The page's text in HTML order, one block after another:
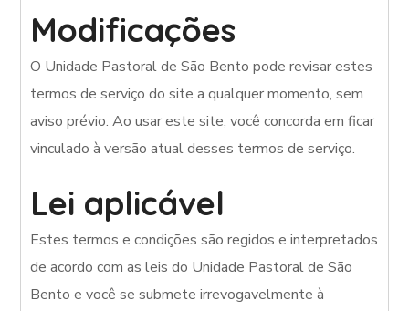
Modificações
O Unidade Pastoral de São Bento pode revisar estes
termos de serviço do site a qualquer momento, sem
aviso prévio. Ao usar este site, você concorda em ficar
vinculado à versão atual desses termos de serviço.
Lei aplicável
Estes termos e condições são regidos e interpretados
de acordo com as leis do Unidade Pastoral de São
Bento e você se submete irrevogavelmente à